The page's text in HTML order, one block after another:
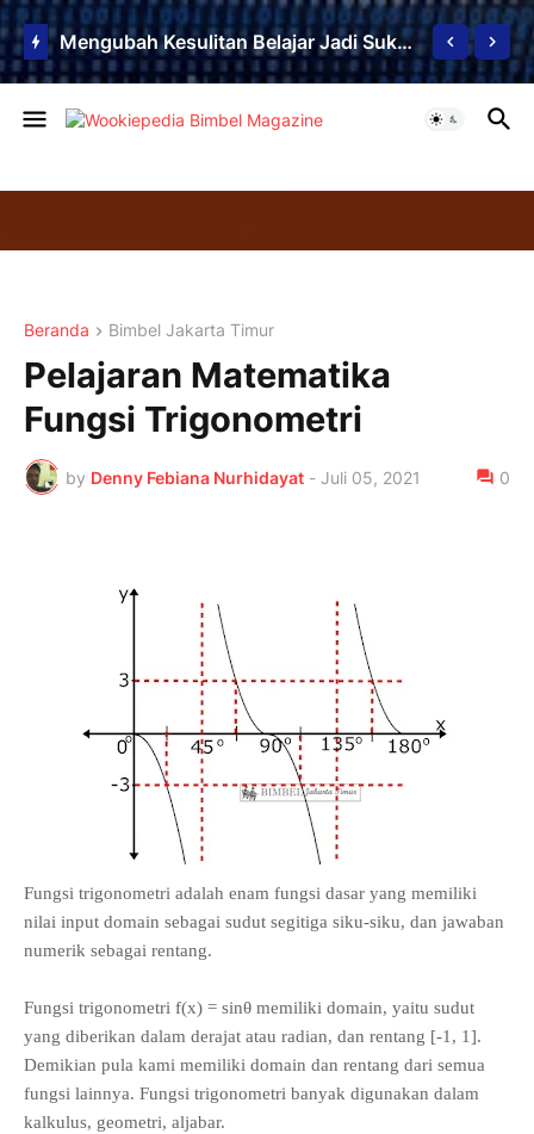
Mengubah Kesulitan Belajar Jadi Sukses: Bimbel Jakarta Timur Jawabannya!
Beranda Bimbel Jakarta Timur
Pelajaran Matematika
Fungsi Trigonometri
by Denny Febiana Nurhidayat - Juli 05, 2021 0
Fungsi trigonometri adalah enam fungsi dasar yang memiliki
nilai input domain sebagai sudut segitiga siku-siku, dan jawaban
numerik sebagai rentang.
Fungsi trigonometri f(x) = sinθ memiliki domain, yaitu sudut
yang diberikan dalam derajat atau radian, dan rentang [-1, 1].
Demikian pula kami memiliki domain dan rentang dari semua
fungsi lainnya. Fungsi trigonometri banyak digunakan dalam
kalkulus, geometri, aljabar.